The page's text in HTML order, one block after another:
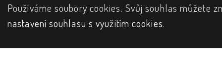
Používáme soubory cookies. Svůj souhlas můžete
nastavení souhlasu s využitím cookies.